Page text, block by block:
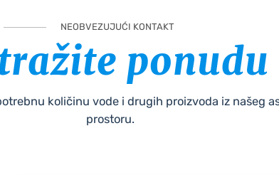
NEOBVEZUJUĆI KONTAKT
ponudu
količinu vode i drugih proizvoda iz našeg
prostoru.